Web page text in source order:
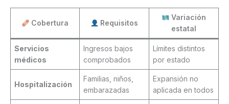
Cobertura Requisitos
Variación
estatal
Servicios
médicos
Ingresos bajos
comprobados
Límites distintos
por estado
Hospitalización
Familias, niños,
embarazadas
Expansión no
aplicada en todos